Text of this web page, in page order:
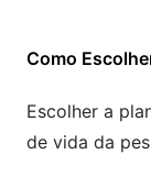
Como
Escolher a
de vida da